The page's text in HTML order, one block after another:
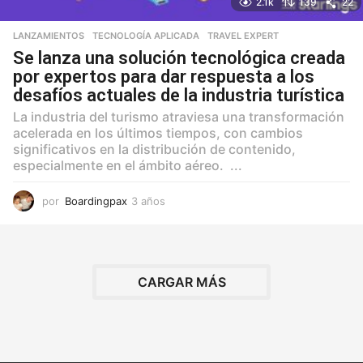
LANZAMIENTOS ,TECNOLOGÍA APLICADA ,TRAVEL EXPERT
Se lanza una solución tecnológica creada
por expertos para dar respuesta a los
desafíos actuales de la industria turística
La industria del turismo atraviesa una transformación
acelerada en los últimos tiempos, con cambios
significativos en la distribución de contenido,
especialmente en el ámbito aéreo. ...
por Boardingpax 3 años
CARGAR MÁS